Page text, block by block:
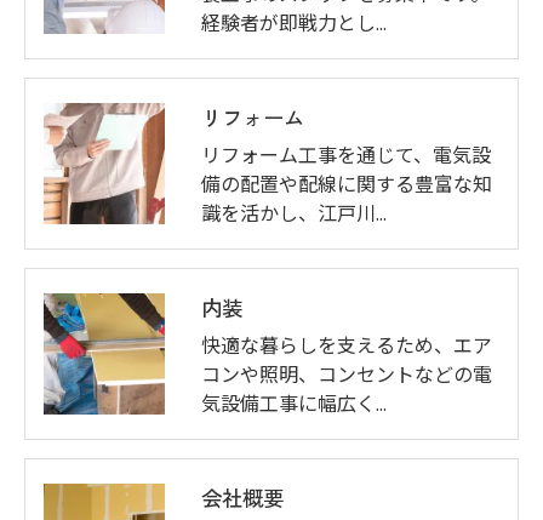
経験者が即戦力とし…
リフォーム
リフォーム工事を通じて、電気設
備の配置や配線に関する豊富な知
識を活かし、江戸川…
内装
快適な暮らしを支えるため、エア
コンや照明、コンセントなどの電
気設備工事に幅広く…
会社概要